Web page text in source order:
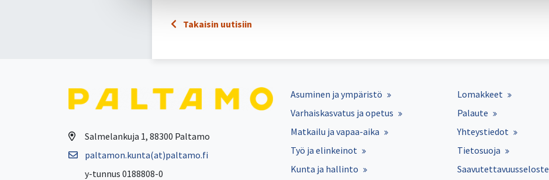
Takaisin uutisiin
Salmelankuja 1, 88300 Paltamo
paltamon.kunta(at)paltamo.fi
y-tunnus 0188808-0
Asuminen ja ympäristö
Varhaiskasvatus ja opetus
Matkailu ja vapaa-aika
Työ ja elinkeinot
Kunta ja hallinto
Lomakkeet
Palaute
Yhteystiedot
Tietosuoja
Saavutettavuusseloste